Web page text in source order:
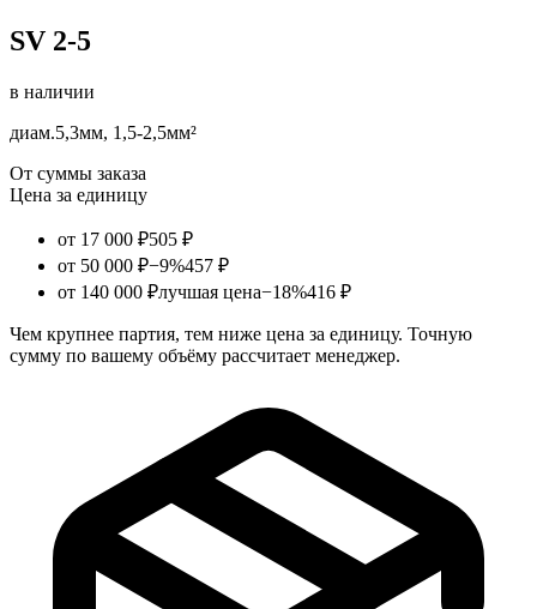
SV 2-5
в наличии
диам.5,3мм, 1,5-2,5мм²
От суммы заказа
Цена за единицу
от 17 000 ₽505 ₽
от 50 000 ₽−9%457 ₽
от 140 000 ₽лучшая цена−18%416 ₽
Чем крупнее партия, тем ниже цена за единицу. Точную
сумму по вашему объёму рассчитает менеджер.